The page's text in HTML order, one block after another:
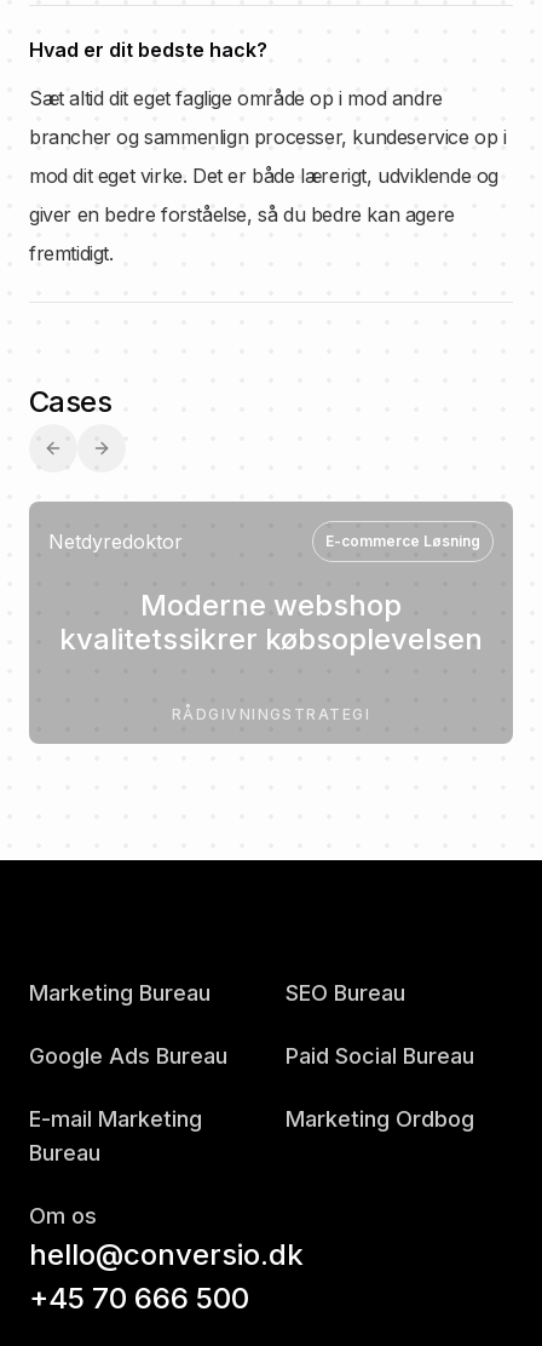
Hvad er dit bedste hack?
Sæt altid dit eget faglige område op i mod andre
brancher og sammenlign processer, kundeservice op i
mod dit eget virke. Det er både lærerigt, udviklende og
giver en bedre forståelse, så du bedre kan agere
fremtidigt.
Cases
Previous slide
Next slide
Netdyredoktor E-commerce Løsning
Moderne webshop
kvalitetssikrer købsoplevelsen
RÅDGIVNING STRATEGI
Marketing Bureau SEO Bureau
Google Ads Bureau Paid Social Bureau
E-mail Marketing
Bureau
Marketing Ordbog
Om os
hello@conversio.dk
+45 70 666 500